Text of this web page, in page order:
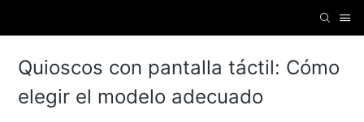
Quioscos con pantalla táctil: Cómo
elegir el modelo adecuado